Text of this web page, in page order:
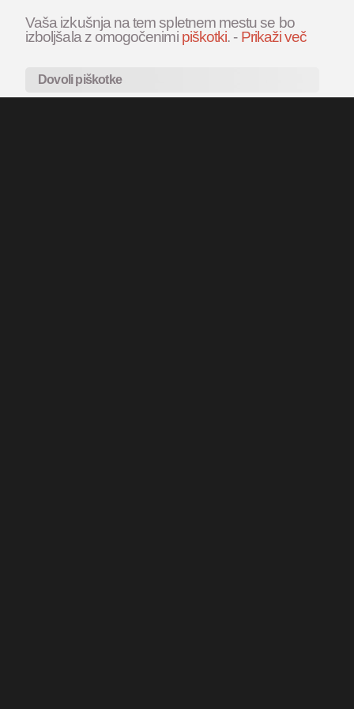
Vaša izkušnja na tem spletnem mestu se bo
izboljšala z omogočenimi piškotki. - Prikaži več
Dovoli piškotke